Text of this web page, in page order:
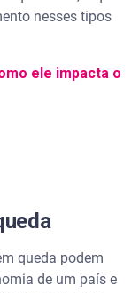
nesses tipos
ele impacta o
queda podem
de um país e